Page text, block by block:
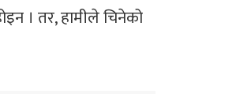
। तर, हामीले चिनेको